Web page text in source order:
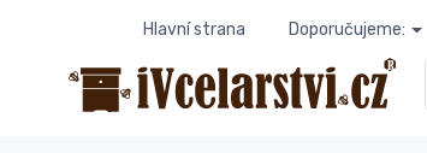
Hlavní strana Doporučujeme: